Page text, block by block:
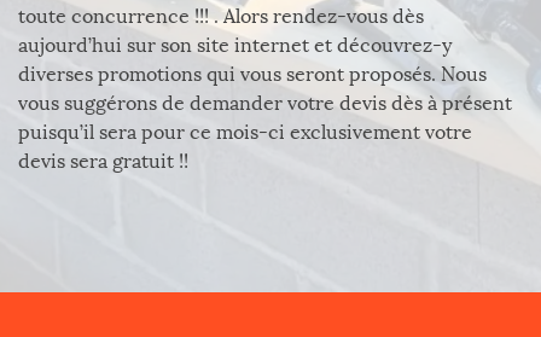
toute concurrence !!! . Alors rendez-vous dès
aujourd’hui sur son site internet et découvrez-y
diverses promotions qui vous seront proposés. Nous
vous suggérons de demander votre devis dès à présent
puisqu’il sera pour ce mois-ci exclusivement votre
devis sera gratuit !!